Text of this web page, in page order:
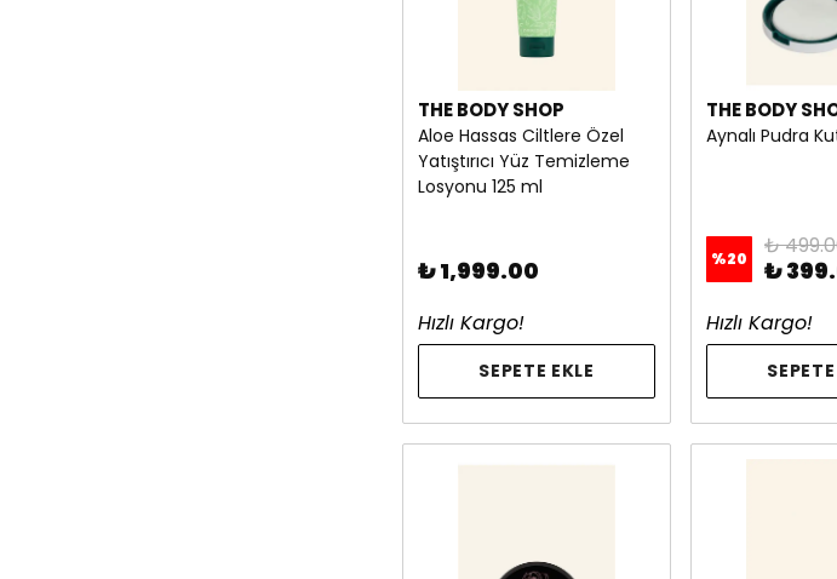
THE BODY SHOP
Aloe Hassas Ciltlere Özel
Yatıştırıcı Yüz Temizleme
Losyonu 125 ml
₺ 1,999.00
Hızlı Kargo!
SEPETE EKLE
THE BODY
Aynalı Pudra
%20 ₺
₺
Hızlı Kargo!